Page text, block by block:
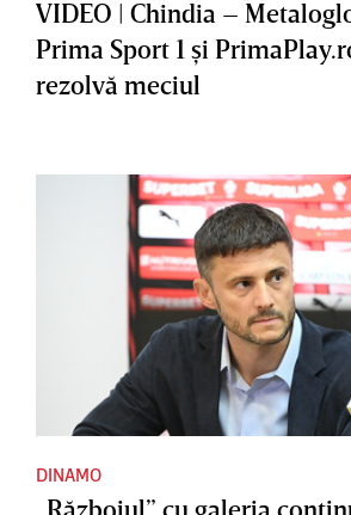
VIDEO | Chindia –
Prima Sport 1 şi
rezolvă meciul
DINAMO